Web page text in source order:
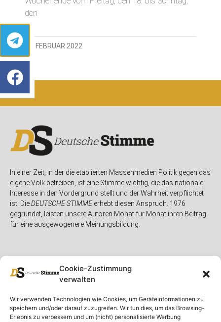
Cookie-Zustimmung
verwalten
Wir verwenden Technologien wie Cookies, um Geräteinformationen zu
speichern und/oder darauf zuzugreifen. Wir tun dies, um das Browsing-
Erlebnis zu verbessern und um (nicht) personalisierte Werbung
den
22. FEBRUAR 2022
In einer Zeit, in der die etablierten Massenmedien Politik gegen das
eigene Volk betreiben, ist eine Stimme wichtig, die das nationale
Interesse in den Vordergrund stellt und der Wahrheit verpflichtet
ist. DieDEUTSCHE STIMMEerhebt diesen Anspruch. 1976
gegründet, leisten unsere Autoren Monat für Monat ihren Beitrag
für eine ausgewogenere Meinungsbildung.
Unser Magazin
Spenden
Rubriken
Deutschland
Rechtliches
Rechtliche Hinweise